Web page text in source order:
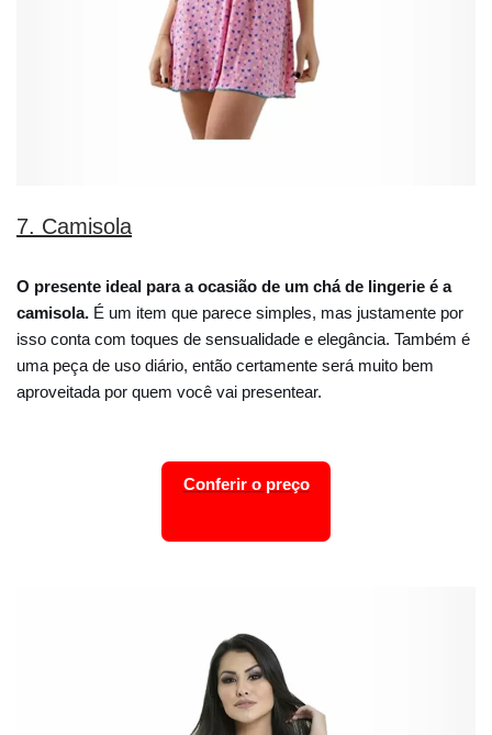
7. Camisola
O presente ideal para a ocasião de um chá de lingerie é a
camisola. É um item que parece simples, mas justamente por
isso conta com toques de sensualidade e elegância. Também é
uma peça de uso diário, então certamente será muito bem
aproveitada por quem você vai presentear.
Conferir o preço